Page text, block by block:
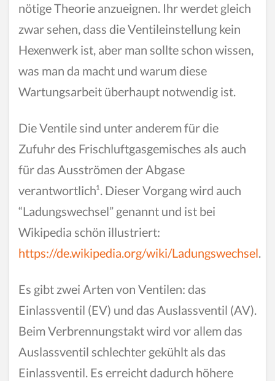
nötige Theorie anzueignen. Ihr werdet gleich
zwar sehen, dass die Ventileinstellung kein
Hexenwerk ist, aber man sollte schon wissen,
was man da macht und warum diese
Wartungsarbeit überhaupt notwendig ist.
Die Ventile sind unter anderem für die
Zufuhr des Frischluftgasgemisches als auch
für das Ausströmen der Abgase
verantwortlich¹. Dieser Vorgang wird auch
“Ladungswechsel” genannt und ist bei
Wikipedia schön illustriert:
https://de.wikipedia.org/wiki/Ladungswechsel.
Es gibt zwei Arten von Ventilen: das
Einlassventil (EV) und das Auslassventil (AV).
Beim Verbrennungstakt wird vor allem das
Auslassventil schlechter gekühlt als das
Einlassventil. Es erreicht dadurch höhere